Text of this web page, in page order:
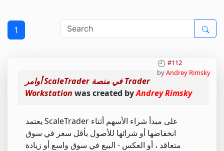
1
#112
byAndrey Rimsky
أوامر ScaleTrader في منصة Trader
Workstation was created byAndrey Rimsky
يعتمد ScaleTrader على مبدأ شراء الأسهم أثناء
انخفاضها أو شرائها للأصول بأقل سعر في سوق
متعاقد ، أو العكس - البيع في سوق واسع أو زيادة